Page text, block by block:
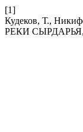
[1]
Кудеков, Т.,
РЕКИ